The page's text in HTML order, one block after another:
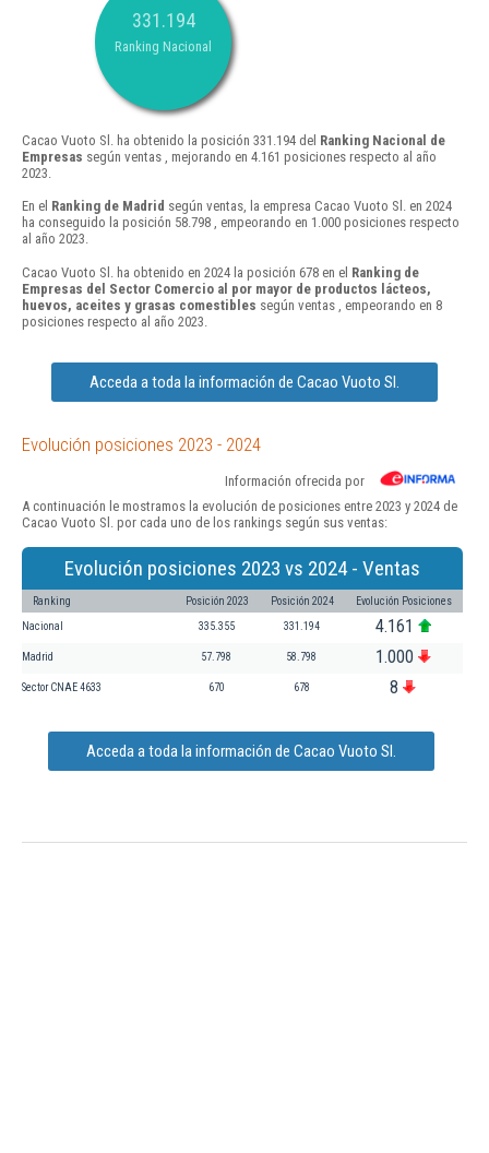
331.194
Ranking Nacional
Cacao Vuoto Sl. ha obtenido la posición 331.194 del Ranking Nacional de
Empresas según ventas , mejorando en 4.161 posiciones respecto al año
2023.
En el Ranking de Madrid según ventas, la empresa Cacao Vuoto Sl. en 2024
ha conseguido la posición 58.798 , empeorando en 1.000 posiciones respecto
al año 2023.
Cacao Vuoto Sl. ha obtenido en 2024 la posición 678 en el Ranking de
Empresas del Sector Comercio al por mayor de productos lácteos,
huevos, aceites y grasas comestibles según ventas , empeorando en 8
posiciones respecto al año 2023.
Acceda a toda la información de Cacao Vuoto Sl.
Evolución posiciones 2023 - 2024
Información ofrecida por
A continuación le mostramos la evolución de posiciones entre 2023 y 2024 de
Cacao Vuoto Sl. por cada uno de los rankings según sus ventas:
Evolución posiciones 2023 vs 2024 - Ventas
Ranking Posición 2023 Posición 2024 Evolución Posiciones
Nacional 335.355 331.194 4.161
Madrid 57.798 58.798 1.000
Sector CNAE 4633 670 678 8
Acceda a toda la información de Cacao Vuoto Sl.